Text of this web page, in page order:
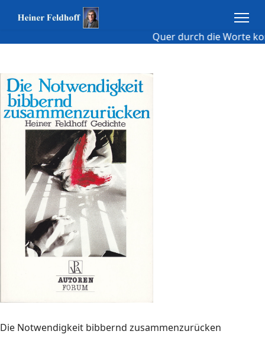
Quer durch die Worte
Die Notwendigkeit bibbernd zusammenzurücken